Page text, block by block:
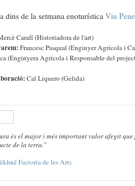
dins de la setmana enoturística Viu
Carafí (Historiadora de l'art)
Francesc Pasqual (Enginyer Agrícola i
(Enginyera Agrícola i Responsable del
Cal Liquero (Gelida)
és el major i més important valor afegit
de la terra."
Factoria de les Arts